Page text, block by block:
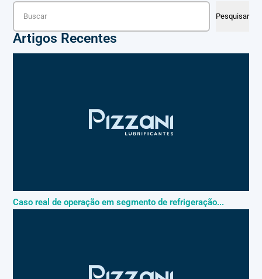
Pesquisar
Artigos Recentes
Caso real de operação em segmento de refrigeração...